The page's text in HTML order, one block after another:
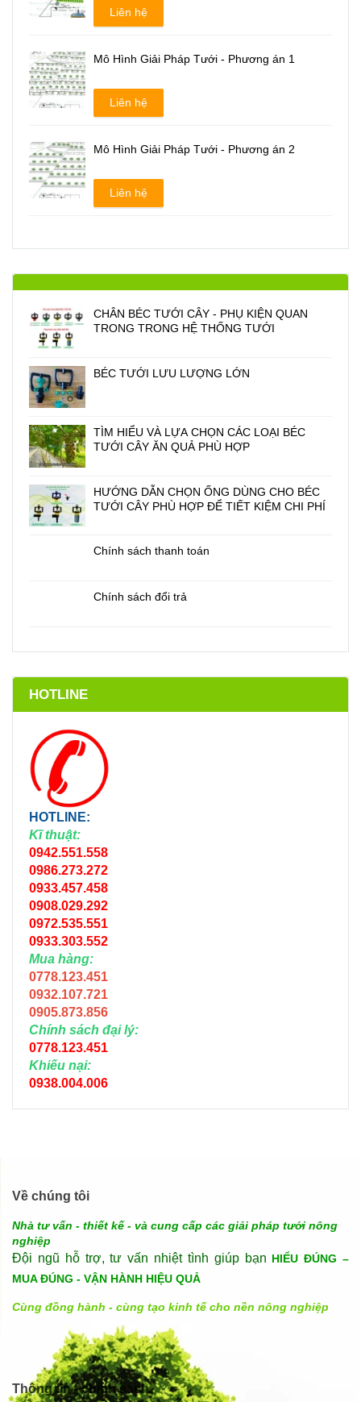
Liên hệ
Mô Hình Giải Pháp Tưới - Phương án 1
Liên hệ
Mô Hình Giải Pháp Tưới - Phương án 2
Liên hệ
CHÂN BÉC TƯỚI CÂY - PHỤ KIỆN QUAN
TRONG TRONG HỆ THỐNG TƯỚI
BÉC TƯỚI LƯU LƯỢNG LỚN
TÌM HIỂU VÀ LỰA CHỌN CÁC LOẠI BÉC
TƯỚI CÂY ĂN QUẢ PHÙ HỢP
HƯỚNG DẪN CHỌN ỐNG DÙNG CHO BÉC
TƯỚI CÂY PHÙ HỢP ĐỂ TIẾT KIỆM CHI PHÍ
Chính sách thanh toán
Chính sách đổi trả
HOTLINE
HOTLINE:
Kĩ thuật:
0942.551.558
0986.273.272
0933.457.458
0908.029.292
0972.535.551
0933.303.552
Mua hàng:
0778.123.451
0932.107.721
0905.873.856
Chính sách đại lý:
0778.123.451
Khiếu nại:
0938.004.006
Về chúng tôi
Nhà tư vấn - thiết kế - và cung cấp các giải pháp tưới nông
nghiệp
Đội ngũ hỗ trợ, tư vấn nhiệt tình giúp bạn HIỂU ĐÚNG –
MUA ĐÚNG - VẬN HÀNH HIỆU QUẢ
Cùng đồng hành - cùng tạo kinh tế cho nền nông nghiệp
Thông tin - chính sách